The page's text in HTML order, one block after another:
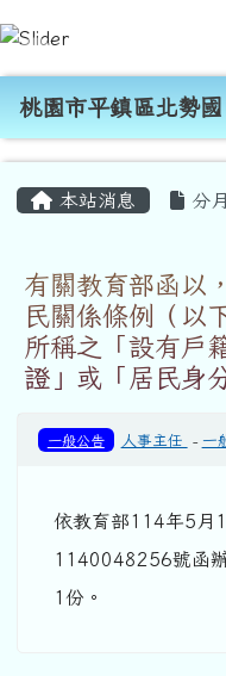
跳至主內容區
桃園市平鎮區
導覽列
桃園市平鎮區北勢
本站消息 分
有關教育部函以
民關係條例（以
所稱之「設有戶
證」或「居民身
一般公告 人事主任 - 一
依教育部114年5月
1140048256號函
1份。